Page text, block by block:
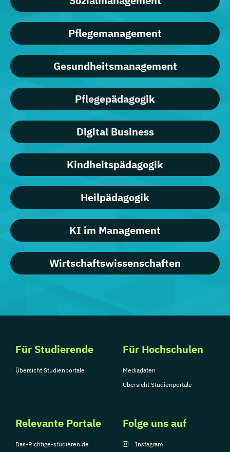
Pflegemanagement
Gesundheitsmanagement
Pflegepädagogik
Digital Business
Kindheitspädagogik
Heilpädagogik
KI im Management
Wirtschaftswissenschaften
Für Studierende
Übersicht Studienportale
Für Hochschulen
Mediadaten
Übersicht Studienportale
Relevante Portale
Das-Richtige-studieren.de
Folge uns auf
Instagram